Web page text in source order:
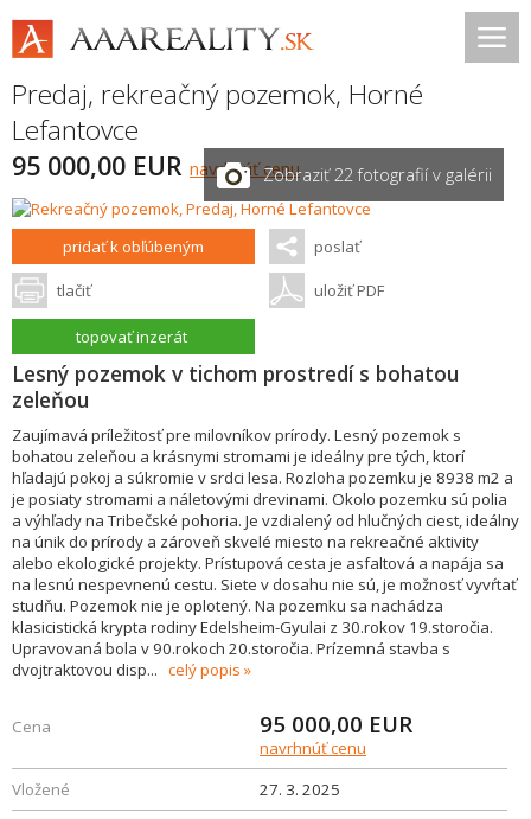
Predaj, rekreačný pozemok, Horné
Lefantovce
95 000,00 EUR navrhnúť cenuZobraziť 22 fotografií v galérii
pridať k obľúbeným poslať
tlačiť uložiť PDF
topovať inzerát
Lesný pozemok v tichom prostredí s bohatou
zeleňou
Zaujímavá príležitosť pre milovníkov prírody. Lesný pozemok s
bohatou zeleňou a krásnymi stromami je ideálny pre tých, ktorí
hľadajú pokoj a súkromie v srdci lesa. Rozloha pozemku je 8938 m2 a
je posiaty stromami a náletovými drevinami. Okolo pozemku sú polia
a výhľady na Tribečské pohoria. Je vzdialený od hlučných ciest, ideálny
na únik do prírody a zároveň skvelé miesto na rekreačné aktivity
alebo ekologické projekty. Prístupová cesta je asfaltová a napája sa
na lesnú nespevnenú cestu. Siete v dosahu nie sú, je možnosť vyvŕtať
studňu. Pozemok nie je oplotený. Na pozemku sa nachádza
klasicistická krypta rodiny Edelsheim-Gyulai z 30.rokov 19.storočia.
Upravovaná bola v 90.rokoch 20.storočia. Prízemná stavba s
dvojtraktovou disp... celý popis
Cena 95 000,00 EUR
navrhnúť cenu
Vložené
27. 3. 2025